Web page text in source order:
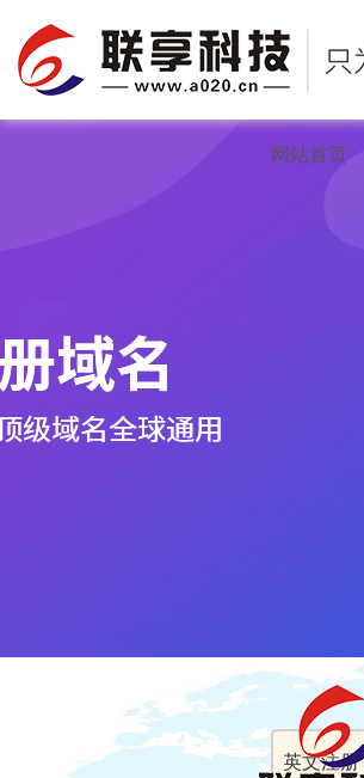
网站首页